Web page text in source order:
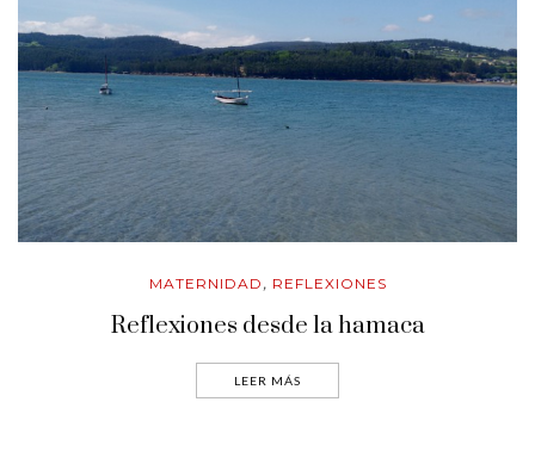
MATERNIDAD , REFLEXIONES
Reflexiones desde la hamaca
LEER MÁS